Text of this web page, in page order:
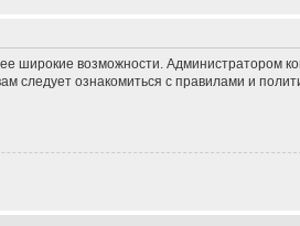
широкие возможности. Администратором
следует ознакомиться с правилами и